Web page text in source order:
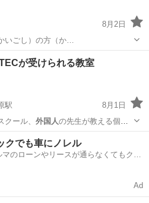
8月2日
いごし）の方（か…
家庭教師 手伝い
が受けられる教室
駅
8月1日
ール、 外国人の先生が教える個人
英会話
クでも車にノレル
のローンやリースが通らなくてもクル
Ad